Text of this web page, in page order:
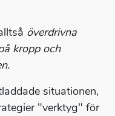
överdrivna
kropp och
situationen,
"verktyg" för